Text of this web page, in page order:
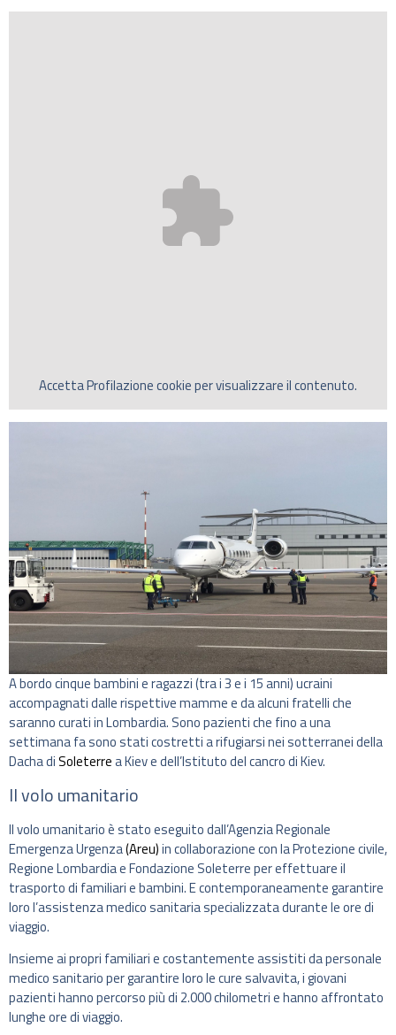
AccettaProfilazionecookie per visualizzare il contenuto.
A bordo cinque bambini e ragazzi (tra i 3 e i 15 anni) ucraini
accompagnati dalle rispettive mamme e da alcuni fratelli che
saranno curati in Lombardia. Sono pazienti che fino a una
settimana fa sono stati costretti a rifugiarsi nei sotterranei della
Dacha diSoleterrea Kiev e dell’Istituto del cancro di Kiev.
Il volo umanitario
Il volo umanitario è stato eseguito dall’Agenzia Regionale
Emergenza Urgenza(Areu)in collaborazione con la Protezione civile,
Regione Lombardia e Fondazione Soleterre per effettuare il
trasporto di familiari e bambini. E contemporaneamente garantire
loro l’assistenza medico sanitaria specializzata durante le ore di
viaggio.
Insieme ai propri familiari e costantemente assistiti da personale
medico sanitario per garantire loro le cure salvavita, i giovani
pazienti hanno percorso più di 2.000 chilometri e hanno affrontato
lunghe ore di viaggio.